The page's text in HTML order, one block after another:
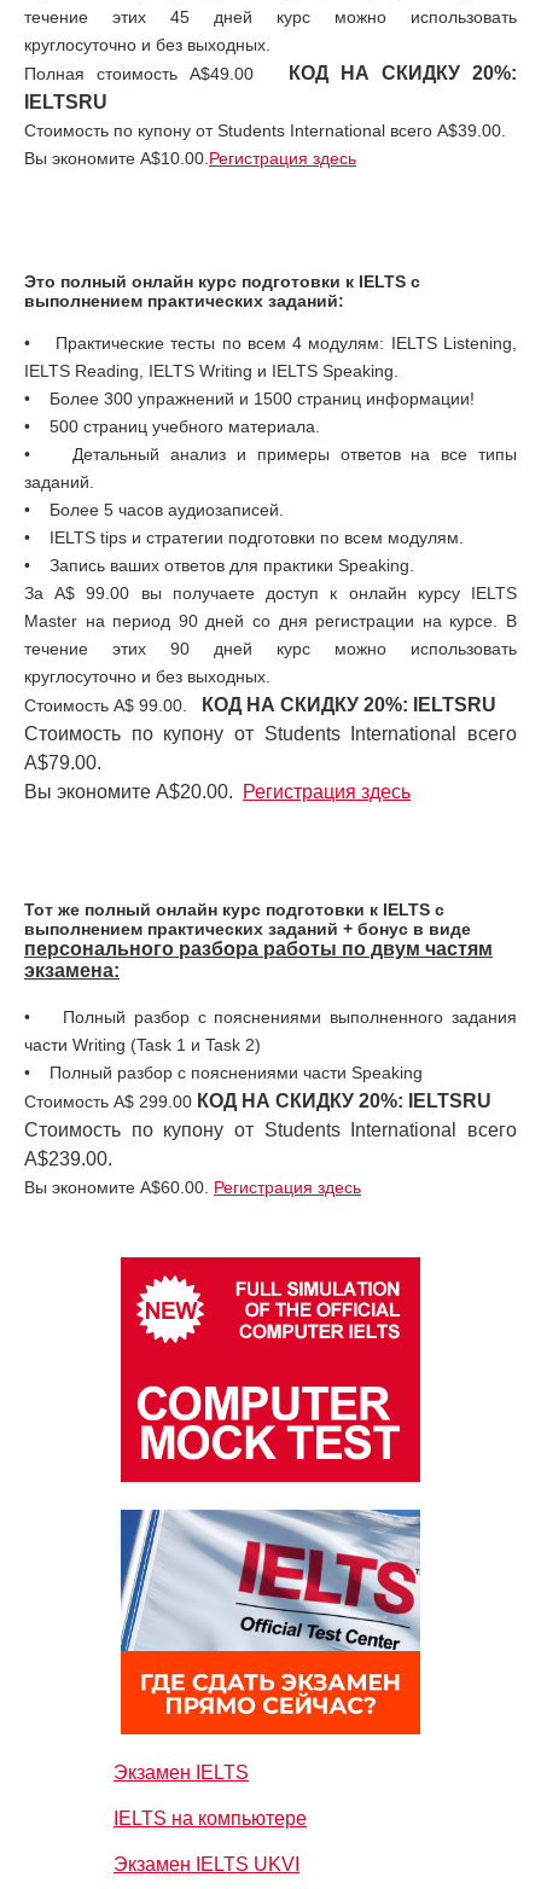
течение этих 45 дней курс можно использовать
круглосуточно и без выходных.
Полная стоимость А$49.00
КОД НА СКИДКУ 20%:
IELTSRU
Стоимость по купону от Students International всего A$39.00.
Вы экономите A$10.00. Регистрация здесь
Это полный онлайн курс подготовки к IELTS с
выполнением практических заданий:
• Практические тесты по всем 4 модулям: IELTS Listening,
IELTS Reading, IELTS Writing и IELTS Speaking.
• Более 300 упражнений и 1500 страниц информации!
• 500 страниц учебного материала.
• Детальный анализ и примеры ответов на все типы
заданий.
• Более 5 часов аудиозаписей.
• IELTS tips и стратегии подготовки по всем модулям.
• Запись ваших ответов для практики Speaking.
За A$ 99.00 вы получаете доступ к онлайн курсу IELTS
Master на период 90 дней со дня регистрации на курсе. В
течение этих 90 дней курс можно использовать
круглосуточно и без выходных.
Стоимость А$ 99.00.
КОД НА СКИДКУ 20%: IELTSRU
Стоимость по купону от Students International всего
A$79.00.
Вы экономите A$20.00.
Регистрация здесь
Тот же полный онлайн курс подготовки к IELTS с
выполнением практических заданий + бонус в виде
персонального разбора работы по двум частям
экзамена:
• Полный разбор с пояснениями выполненного задания
части Writing (Task 1 и Task 2)
• Полный разбор с пояснениями части Speaking
Стоимость А$ 299.00 КОД НА СКИДКУ 20%:
IELTSRU
Стоимость по купону от Students International всего
A$239.00.
Вы экономите A$60.00. Регистрация здесь
Экзамен IELTS
IELTS на компьютере
Экзамен IELTS UKVI